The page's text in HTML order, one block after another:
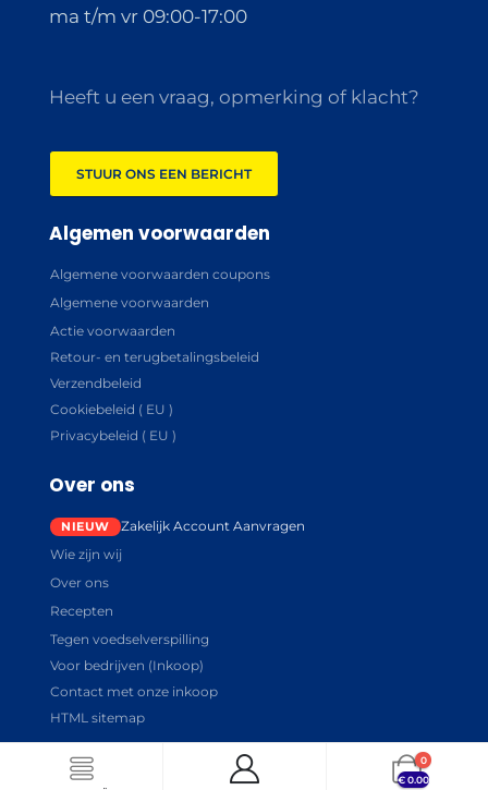
ma t/m vr 09:00-17:00
Heeft u een vraag, opmerking of klacht?
STUUR ONS EEN BERICHT
Algemen voorwaarden
Algemene voorwaarden coupons
Algemene voorwaarden
Actie voorwaarden
Retour- en terugbetalingsbeleid
Verzendbeleid
Cookiebeleid ( EU )
Privacybeleid ( EU )
Over ons
Zakelijk Account Aanvragen
Wie zijn wij
Over ons
Recepten
Tegen voedselverspilling
Voor bedrijven (Inkoop)
Contact met onze inkoop
HTML sitemap
0
€0.00